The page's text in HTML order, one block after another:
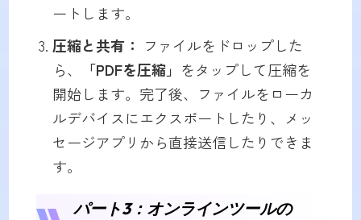
ートします。
圧縮と共有： ファイルをドロップした
ら、
「PDFを圧縮」 をタップして圧縮を
開始します。完了後、ファイルをローカ
ルデバイスにエクスポートしたり、メッ
セージアプリから直接送信したりできま
す。
パート3：オンラインツールの